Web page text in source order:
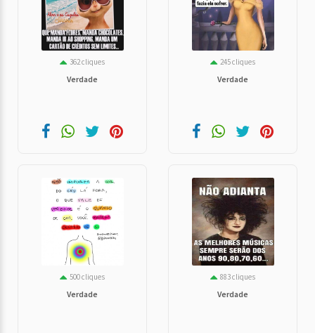
362 cliques
Verdade
245 cliques
Verdade
500 cliques
Verdade
883 cliques
Verdade